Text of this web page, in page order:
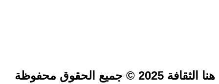
هنا الثقافة 2025 © جميع الحقوق محفوظة